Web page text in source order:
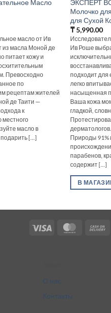
Масло
масло от Ив
из масла Моной де
питает кожу и
Превосходно
по
рецептам жителей
де Таити —
к
местного
масло в
[...]
ЭКСПЕРТ
Молочко
для Сухой
₸5,990.00
Ив Роше
подходит для
легко
насыщенная
Ваша кожа
гладкой,
Природы 91%
парабенов,
содержит [...]
В
Visa
О нас
Контакты